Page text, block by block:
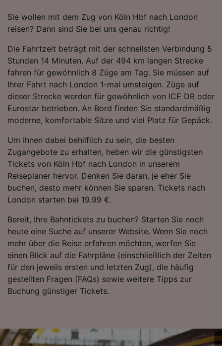
Sie wollen mit dem Zug von Köln Hbf nach London
reisen? Dann sind Sie bei uns genau richtig!
Die Fahrtzeit beträgt mit der schnellsten Verbindung 5
Stunden 14 Minuten. Auf der 494 km langen Strecke
fahren für gewöhnlich 8 Züge am Tag. Sie müssen auf
Ihrer Fahrt nach London 1-mal umsteigen. Züge auf
dieser Strecke werden für gewöhnlich von ICE DB oder
Eurostar betrieben. An Bord finden Sie standardmäßig
moderne, komfortable Sitze und viel Platz für Gepäck.
Um Ihnen dabei behilflich zu sein, die besten
Zugangebote zu erhalten, heben wir die günstigsten
Tickets von Köln Hbf nach London in unserem
Reiseplaner hervor. Denken Sie daran, je eher Sie
buchen, desto mehr können Sie sparen. Tickets nach
London starten bei 19.99 €.
Bereit, Ihre Bahntickets zu buchen? Starten Sie noch
heute eine Suche auf unserer Website. Wenn Sie noch
mehr über die Reise erfahren möchten, werfen Sie
einen Blick auf die Fahrpläne (einschließlich der Zeiten
für den jeweils ersten und letzten Zug), die häufig
gestellten Fragen (FAQs) sowie weitere Tipps zur
Buchung günstiger Tickets.
Angeboten.
Liste der Partner (Lieferanten)